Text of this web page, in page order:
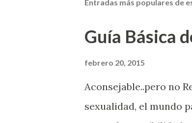
Entradas más populares de
Guía Básica
febrero 20, 2015
Aconsejable..pero no
sexualidad, el mundo